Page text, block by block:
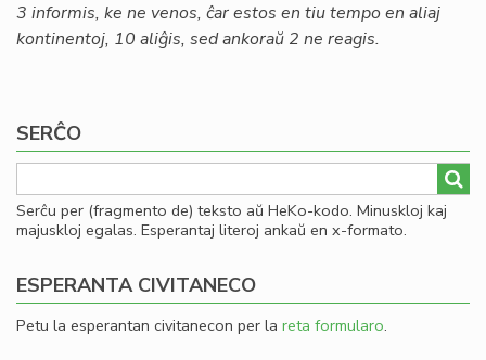
3 informis, ke ne venos, ĉar estos en tiu tempo en aliaj
kontinentoj, 10 aliĝis, sed ankoraŭ 2 ne reagis.
SERĈO
Serĉu per (fragmento de) teksto aŭ HeKo-kodo. Minuskloj kaj
majuskloj egalas. Esperantaj literoj ankaŭ en x-formato.
ESPERANTA CIVITANECO
Petu la esperantan civitanecon per la reta formularo.